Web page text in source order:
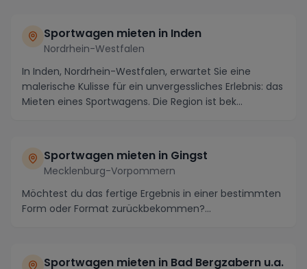
Sportwagen mieten in Inden
Nordrhein-Westfalen
In Inden, Nordrhein-Westfalen, erwartet Sie eine
malerische Kulisse für ein unvergessliches Erlebnis: das
Mieten eines Sportwagens. Die Region ist bek...
Sportwagen mieten in Gingst
Mecklenburg-Vorpommern
Möchtest du das fertige Ergebnis in einer bestimmten
Form oder Format zurückbekommen?...
Sportwagen mieten in Bad Bergzabern u.a.